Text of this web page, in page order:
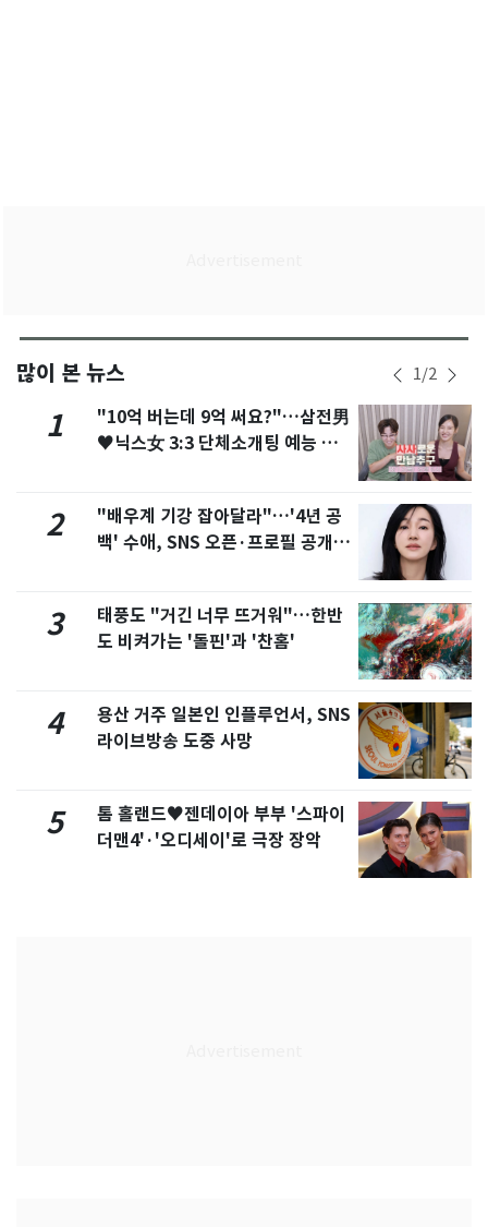
많이 본 뉴스 1/2
1
"10억 버는데 9억 써요?"…삼전男
♥닉스女 3:3 단체소개팅 예능 화
2
"배우계 기강 잡아달라"…'4년 공
백' 수애, SNS 오픈·프로필 공개
3
태풍도 "거긴 너무 뜨거워"…한반
도 비켜가는 '돌핀'과 '찬홈'
4
용산 거주 일본인 인플루언서, SNS
라이브방송 도중 사망
5
톰 홀랜드♥젠데이아 부부 '스파이
더맨4'·'오디세이'로 극장 장악